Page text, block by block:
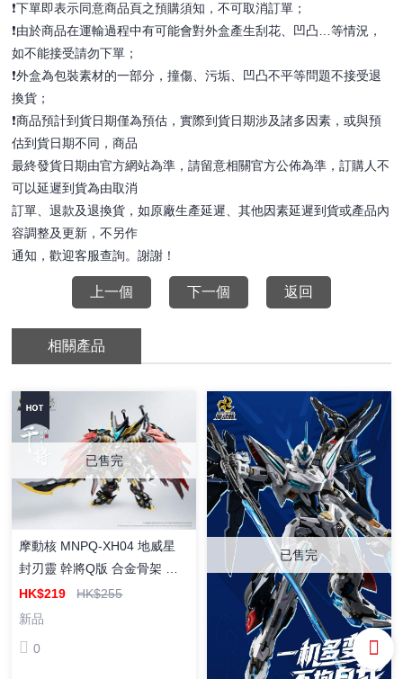
❗️下單即表示同意商品頁之預購須知，不可取消訂單；
❗️由於商品在運輸過程中有可能會對外盒產生刮花、凹凸…等情況，
如不能接受請勿下單；
❗️外盒為包裝素材的一部分，撞傷、污垢、凹凸不平等問題不接受退
換貨；
❗️商品預計到貨日期僅為預估，實際到貨日期涉及諸多因素，或與預
估到貨日期不同，商品
最終發貨日期由官方網站為準，請留意相關官方公佈為準，訂購人不
可以延遲到貨為由取消
訂單、退款及退換貨，如原廠生產延遲、其他因素延遲到貨或產品內
容調整及更新，不另作
通知，歡迎客服查詢。謝謝！
上一個 下一個 返回
相關產品
已售完
摩動核 MNPQ-XH04 地威星
封刃靈 幹將Q版 合金骨架 組
裝模型
HK$219HK$255
新品
0
已售完